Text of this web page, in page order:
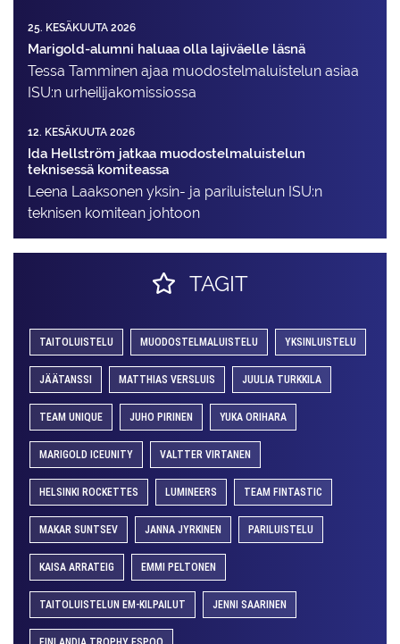
25. KESÄKUUTA 2026
Marigold-alumni haluaa olla lajiväelle läsnä
Tessa Tamminen ajaa muodostelma­luistelun asiaa
ISU:n urheilija­komissiossa
12. KESÄKUUTA 2026
Ida Hellström jatkaa muodostelmaluistelun
teknisessä komiteassa
Leena Laaksonen yksin- ja pariluistelun ISU:n
teknisen komitean johtoon
TAGIT
TAITOLUISTELU MUODOSTELMALUISTELU YKSINLUISTELU
JÄÄTANSSI MATTHIAS VERSLUIS JUULIA TURKKILA
TEAM UNIQUE JUHO PIRINEN YUKA ORIHARA
MARIGOLD ICEUNITY VALTTER VIRTANEN
HELSINKI ROCKETTES LUMINEERS TEAM FINTASTIC
MAKAR SUNTSEV JANNA JYRKINEN PARILUISTELU
KAISA ARRATEIG EMMI PELTONEN
TAITOLUISTELUN EM-KILPAILUT JENNI SAARINEN